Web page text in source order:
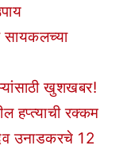
खुशखबर!
हप्त्याची रक्कम
उनाडकरचे 12